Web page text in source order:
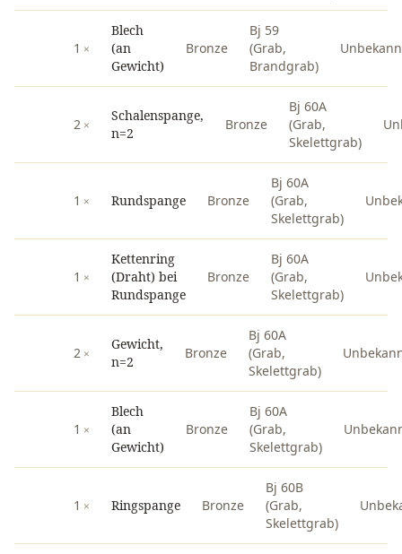
1
Blech
(an
Gewicht)
Bronze
Bj 59
(Grab,
Brandgrab)
2
Schalenspange,
n=2
Bronze
Bj 60A
(Grab,
Skelettgrab)
1 Rundspange Bronze
Bj 60A
(Grab,
Skelettgrab)
1
Kettenring
(Draht) bei
Rundspange
Bronze
Bj 60A
(Grab,
Skelettgrab)
2
Gewicht,
n=2
Bronze
Bj 60A
(Grab,
Skelettgrab)
1
Blech
(an
Gewicht)
Bronze
Bj 60A
(Grab,
Skelettgrab)
1 Ringspange Bronze
Bj 60B
(Grab,
Skelettgrab)